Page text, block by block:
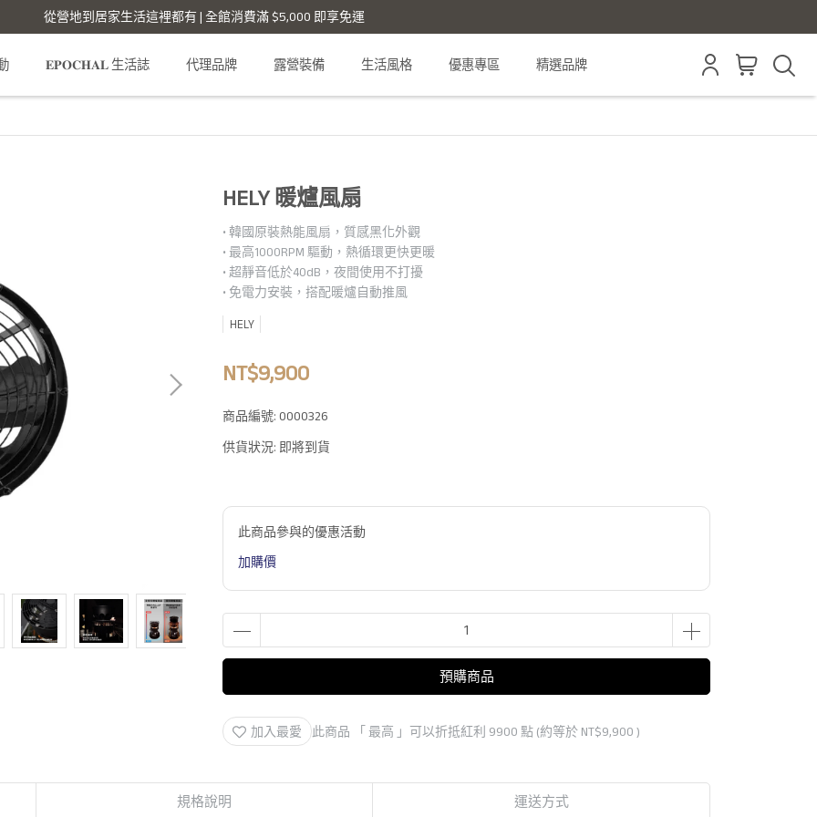
從營地到居家生活這裡都有 | 全館消費滿 $5,000 即享免運
𝐄𝐏𝐎𝐂𝐇𝐀𝐋 生活誌 代理品牌 露營裝備 生活風格 優惠專區 精選品牌
HELY 暖爐風扇
• 韓國原裝熱能風扇，質感黑化外觀
• 最高1000RPM 驅動，熱循環更快更暖
• 超靜音低於40dB，夜間使用不打擾
• 免電力安裝，搭配暖爐自動推風
HELY
NT$9,900
商品編號: 0000326
供貨狀況: 即將到貨
此商品參與的優惠活動
加購價
預購商品
加入最愛 此商品 「 最高 」可以折抵紅利 9900 點 (約等於 NT$9,900 )
規格說明 運送方式